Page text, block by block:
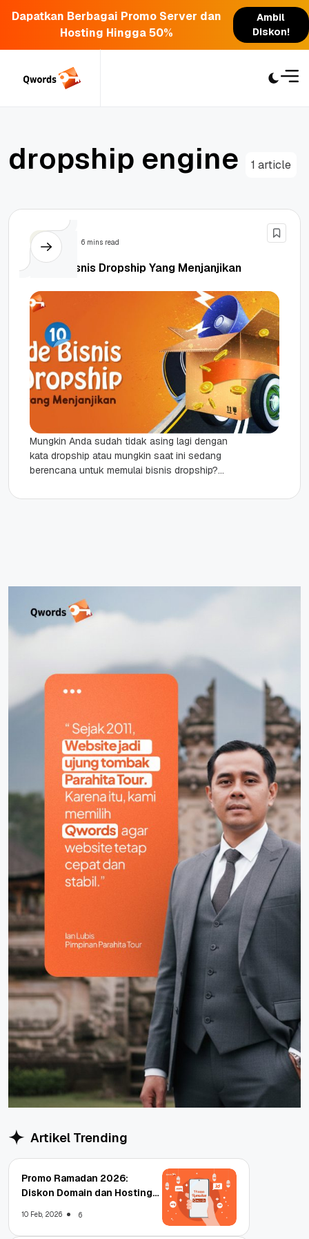
Dapatkan Berbagai Promo Server dan
Hosting Hingga 50%
Ambil
Diskon!
dropship engine 1 article
Bisnis 6 mins read
10 Ide Bisnis Dropship Yang Menjanjikan
Mungkin Anda sudah tidak asing lagi dengan
kata dropship atau mungkin saat ini sedang
berencana untuk memulai bisnis dropship?
Artikel Trending
Promo Ramadan 2026:
Diskon Domain dan Hosting
10 Feb, 2026 6